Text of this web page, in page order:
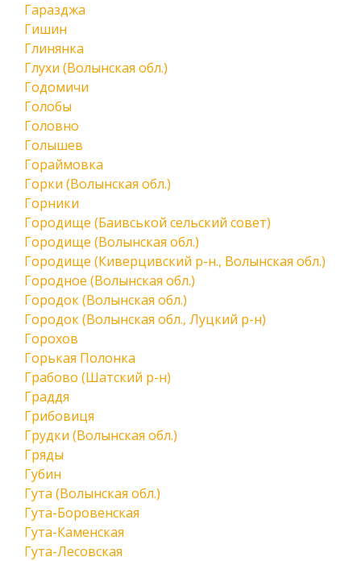
Гаразджа
Гишин
Глинянка
Глухи (Волынская обл.)
Годомичи
Голобы
Головно
Голышев
Гораймовка
Горки (Волынская обл.)
Горники
Городище (Баивськой сельский совет)
Городище (Волынская обл.)
Городище (Киверцивский р-н., Волынская обл.)
Городное (Волынская обл.)
Городок (Волынская обл.)
Городок (Волынская обл., Луцкий р-н)
Горохов
Горькая Полонка
Грабово (Шатский р-н)
Граддя
Грибовиця
Грудки (Волынская обл.)
Гряды
Губин
Гута (Волынская обл.)
Гута-Боровенская
Гута-Каменская
Гута-Лесовская